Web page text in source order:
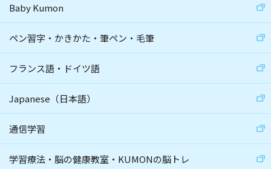
Baby Kumon
ペン習字・かきかた・筆ペン・毛筆
フランス語・ドイツ語
Japanese（日本語）
通信学習
学習療法・脳の健康教室・KUMONの脳トレ